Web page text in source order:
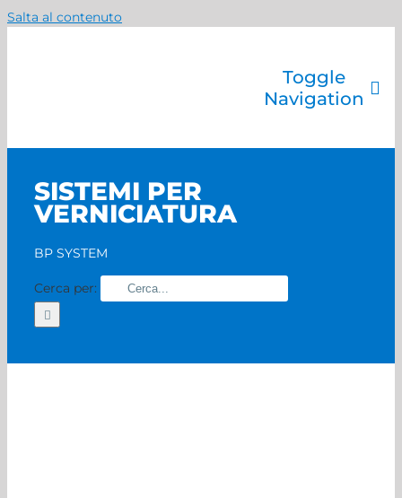
Salta al contenuto
Toggle
Navigation
SISTEMI PER
VERNICIATURA
BP SYSTEM
Cerca per: